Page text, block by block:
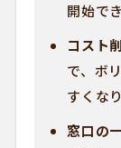
開始で
コスト
で、ボ
すくな
窓口の